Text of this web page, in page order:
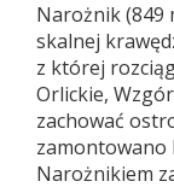
Narożnik (849
skalnej
z której
Orlickie,
zachować
zamontowano
Narożnikiem